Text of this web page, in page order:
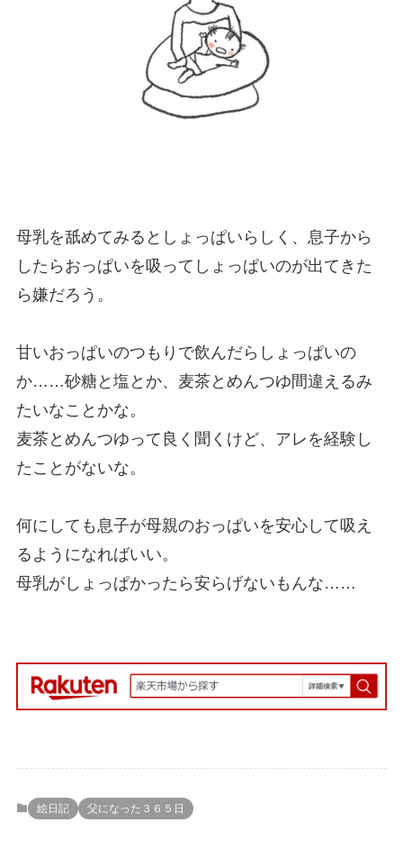
母乳を舐めてみるとしょっぱいらしく、息子から
したらおっぱいを吸ってしょっぱいのが出てきた
ら嫌だろう。
甘いおっぱいのつもりで飲んだらしょっぱいの
か……砂糖と塩とか、麦茶とめんつゆ間違えるみ
たいなことかな。
麦茶とめんつゆって良く聞くけど、アレを経験し
たことがないな。
何にしても息子が母親のおっぱいを安心して吸え
るようになればいい。
母乳がしょっぱかったら安らげないもんな……
絵日記 父になった３６５日